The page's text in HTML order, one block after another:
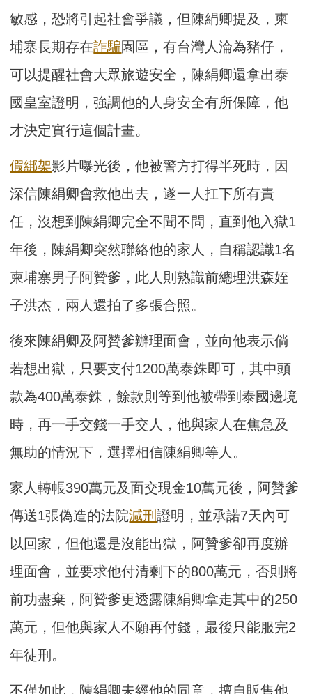
敏感，恐將引起社會爭議，但陳絹卿提及，柬
埔寨長期存在詐騙園區，有台灣人淪為豬仔，
可以提醒社會大眾旅遊安全，陳絹卿還拿出泰
國皇室證明，強調他的人身安全有所保障，他
才決定實行這個計畫。
假綁架影片曝光後，他被警方打得半死時，因
深信陳絹卿會救他出去，遂一人扛下所有責
任，沒想到陳絹卿完全不聞不問，直到他入獄1
年後，陳絹卿突然聯絡他的家人，自稱認識1名
柬埔寨男子阿贊爹，此人則熟識前總理洪森姪
子洪杰，兩人還拍了多張合照。
後來陳絹卿及阿贊爹辦理面會，並向他表示倘
若想出獄，只要支付1200萬泰銖即可，其中頭
款為400萬泰銖，餘款則等到他被帶到泰國邊境
時，再一手交錢一手交人，他與家人在焦急及
無助的情況下，選擇相信陳絹卿等人。
家人轉帳390萬元及面交現金10萬元後，阿贊爹
傳送1張偽造的法院減刑證明，並承諾7天內可
以回家，但他還是沒能出獄，阿贊爹卻再度辦
理面會，並要求他付清剩下的800萬元，否則將
前功盡棄，阿贊爹更透露陳絹卿拿走其中的250
萬元，但他與家人不願再付錢，最後只能服完2
年徒刑。
不僅如此，陳絹卿未經他的同意，擅自販售他